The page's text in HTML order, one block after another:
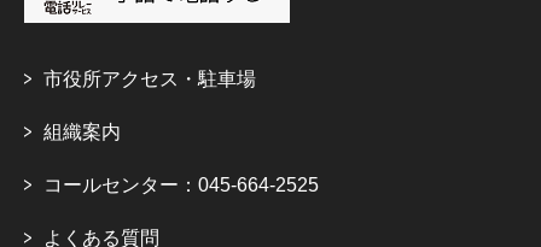
市役所アクセス・駐車場
組織案内
コールセンター：045-664-2525
よくある質問